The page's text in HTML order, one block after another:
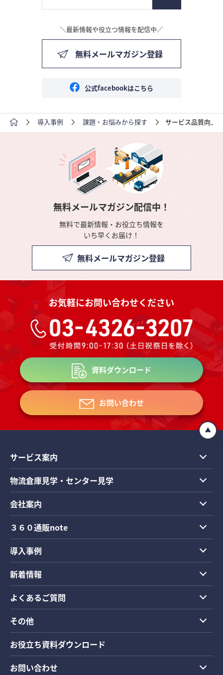
＼最新情報や役立つ情報を配信中／
無料メールマガジン登録
公式facebookはこちら
導入事例 課題・お悩みから探す サービス品質向上
無料メールマガジン配信中！
無料で最新情報・お役立ち情報を
いち早くお届け！
無料メールマガジン登録
お気軽にお問い合わせください
資料ダウンロード
お問い合わせ
サービス案内
物流倉庫見学・センター見学
会社案内
３６０通販note
導入事例
新着情報
よくあるご質問
その他
お役立ち資料ダウンロード
お問い合わせ